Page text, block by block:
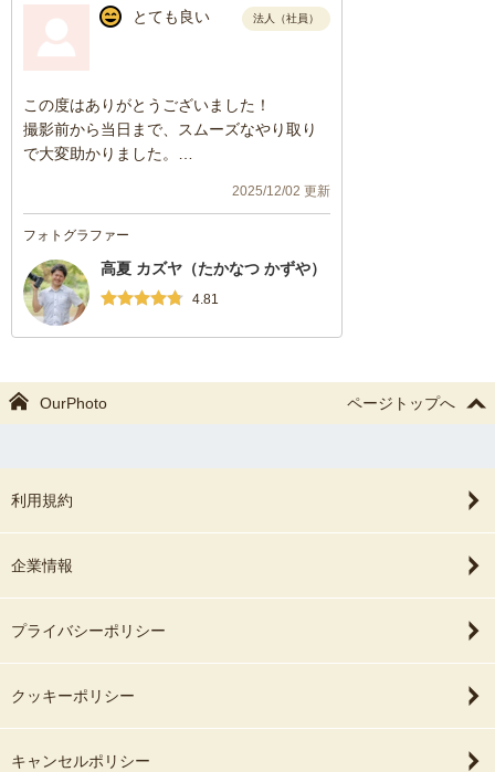
とても良い 法人（社員）
この度はありがとうございました！
撮影前から当日まで、スムーズなやり取り
で大変助かりました。
2025/12/02 更新
フォトグラファー
高夏 カズヤ（たかなつ かずや）
4.81
OurPhoto ページトップへ
利用規約
企業情報
プライバシーポリシー
クッキーポリシー
キャンセルポリシー